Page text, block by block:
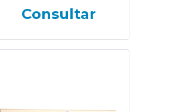
Consultar